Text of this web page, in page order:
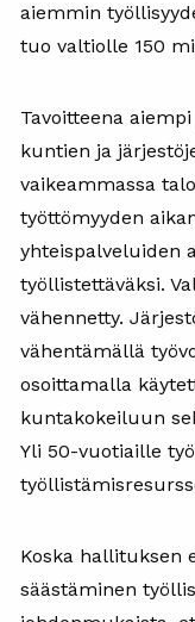
aiemmin
tuo valtiolle 150
Tavoitteena
kuntien ja
vaikeammassa
työttömyyden
yhteispalveluiden
työllistettäväksi.
vähennetty.
vähentämällä
osoittamalla
kuntakokeiluun
Yli 50-vuotiaille
Koska hallituksen
säästäminen